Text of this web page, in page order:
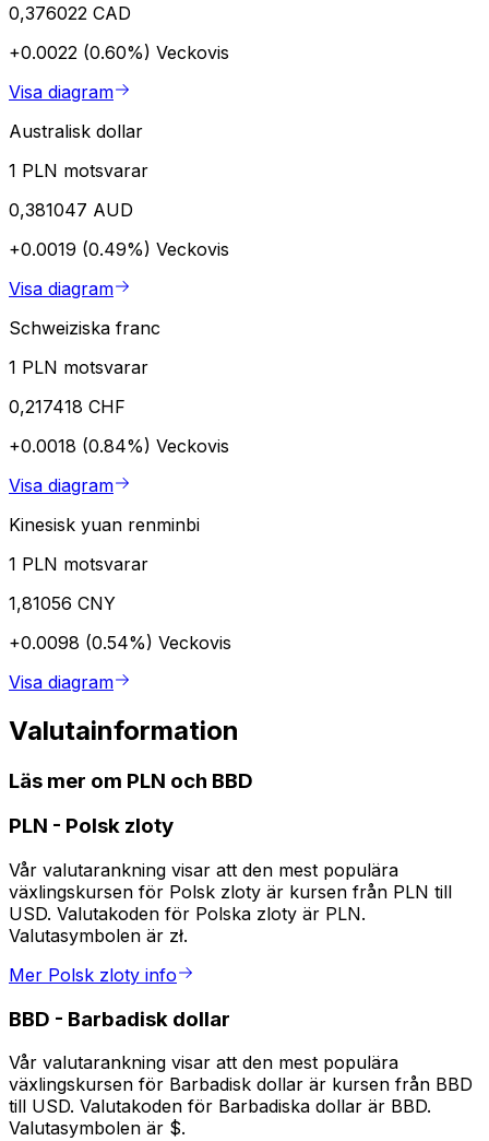
0,376022 CAD
+0.0022 (0.60%) Veckovis
Visa diagram
Australisk dollar
1 PLN motsvarar
0,381047 AUD
+0.0019 (0.49%) Veckovis
Visa diagram
Schweiziska franc
1 PLN motsvarar
0,217418 CHF
+0.0018 (0.84%) Veckovis
Visa diagram
Kinesisk yuan renminbi
1 PLN motsvarar
1,81056 CNY
+0.0098 (0.54%) Veckovis
Visa diagram
Valutainformation
Läs mer om PLN och BBD
PLN - Polsk zloty
Vår valutarankning visar att den mest populära
växlingskursen för Polsk zloty är kursen från PLN till
USD. Valutakoden för Polska zloty är PLN.
Valutasymbolen är zł.
Mer Polsk zloty info
BBD - Barbadisk dollar
Vår valutarankning visar att den mest populära
växlingskursen för Barbadisk dollar är kursen från BBD
till USD. Valutakoden för Barbadiska dollar är BBD.
Valutasymbolen är $.